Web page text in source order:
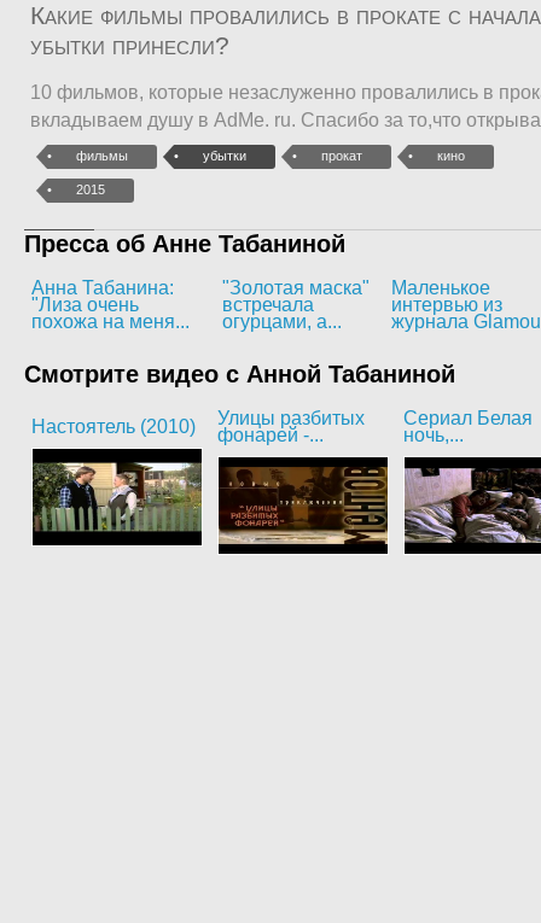
Какие фильмы провалились в прокате с
убытки принесли?
10 фильмов, которые незаслуженно провалились в
вкладываем душу в AdMe. ru. Cпасибо за то,что
фильмы убытки прокат кино
2015
Пресса об Анне Табаниной
Анна Табанина:
"Лиза очень
похожа на меня...
"Золотая маска"
встречала
огурцами, а...
Маленькое
интервью из
журнала
Смотрите видео с Анной Табаниной
Настоятель (2010)
Улицы разбитых
фонарей -...
Сериал Белая
ночь,...